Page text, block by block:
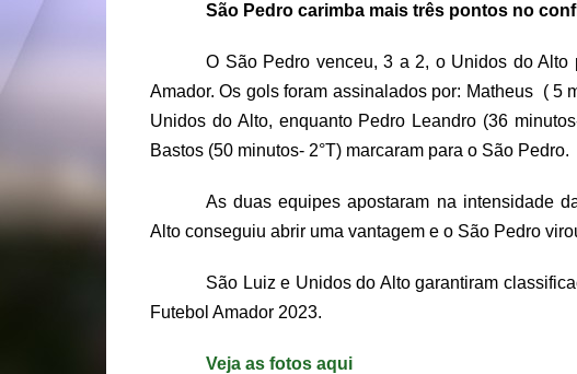
São Pedro carimba mais três pontos no
O São Pedro venceu, 3 a 2, o Unidos do
Amador. Os gols foram assinalados por: Matheus ( 5
Unidos do Alto, enquanto Pedro Leandro (36
Bastos (50 minutos- 2°T) marcaram para o São Pedro.
As duas equipes apostaram na intensidade
Alto conseguiu abrir uma vantagem e o São Pedro
São Luiz e Unidos do Alto garantiram
Futebol Amador 2023.
Veja as fotos aqui